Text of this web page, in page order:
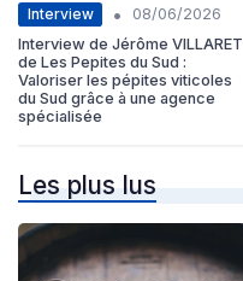
Interview •
08/06/2026
Interview de Jérôme VILLARET
de Les Pepites du Sud :
Valoriser les pépites viticoles
du Sud grâce à une agence
spécialisée
Les plus lus